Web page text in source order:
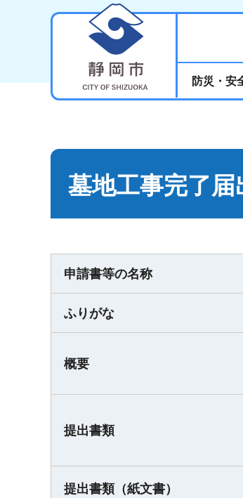
防災・安
墓地工事完了届
申請書等の名称
ふりがな
概要
提出書類
提出書類（紙文書）